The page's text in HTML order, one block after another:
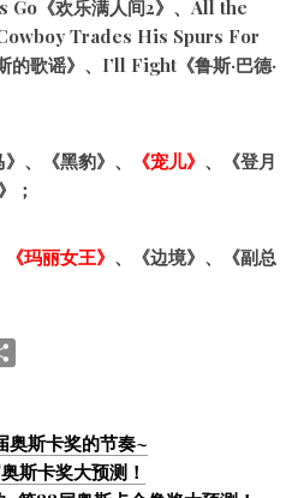
《欢乐满人间2》、All the
Trades His Spurs For
的歌谣》、I’ll Fight《鲁斯·巴德·
、《黑豹》、 《宠儿》 、《登月
；
《玛丽女王》 、《边境》、《副总
奥斯卡奖的节奏~
斯卡奖大预测！